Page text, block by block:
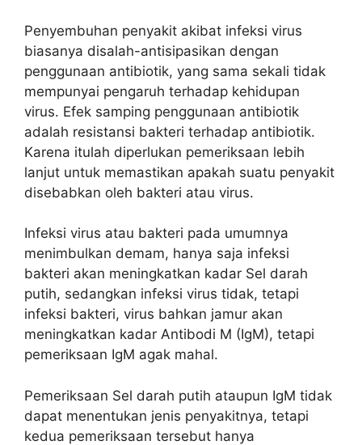
Penyembuhan penyakit akibat infeksi virus
biasanya disalah-antisipasikan dengan
penggunaan antibiotik, yang sama sekali tidak
mempunyai pengaruh terhadap kehidupan
virus. Efek samping penggunaan antibiotik
adalah resistansi bakteri terhadap antibiotik.
Karena itulah diperlukan pemeriksaan lebih
lanjut untuk memastikan apakah suatu penyakit
disebabkan oleh bakteri atau virus.
Infeksi virus atau bakteri pada umumnya
menimbulkan demam, hanya saja infeksi
bakteri akan meningkatkan kadar Sel darah
putih, sedangkan infeksi virus tidak, tetapi
infeksi bakteri, virus bahkan jamur akan
meningkatkan kadar Antibodi M (IgM), tetapi
pemeriksaan IgM agak mahal.
Pemeriksaan Sel darah putih ataupun IgM tidak
dapat menentukan jenis penyakitnya, tetapi
kedua pemeriksaan tersebut hanya